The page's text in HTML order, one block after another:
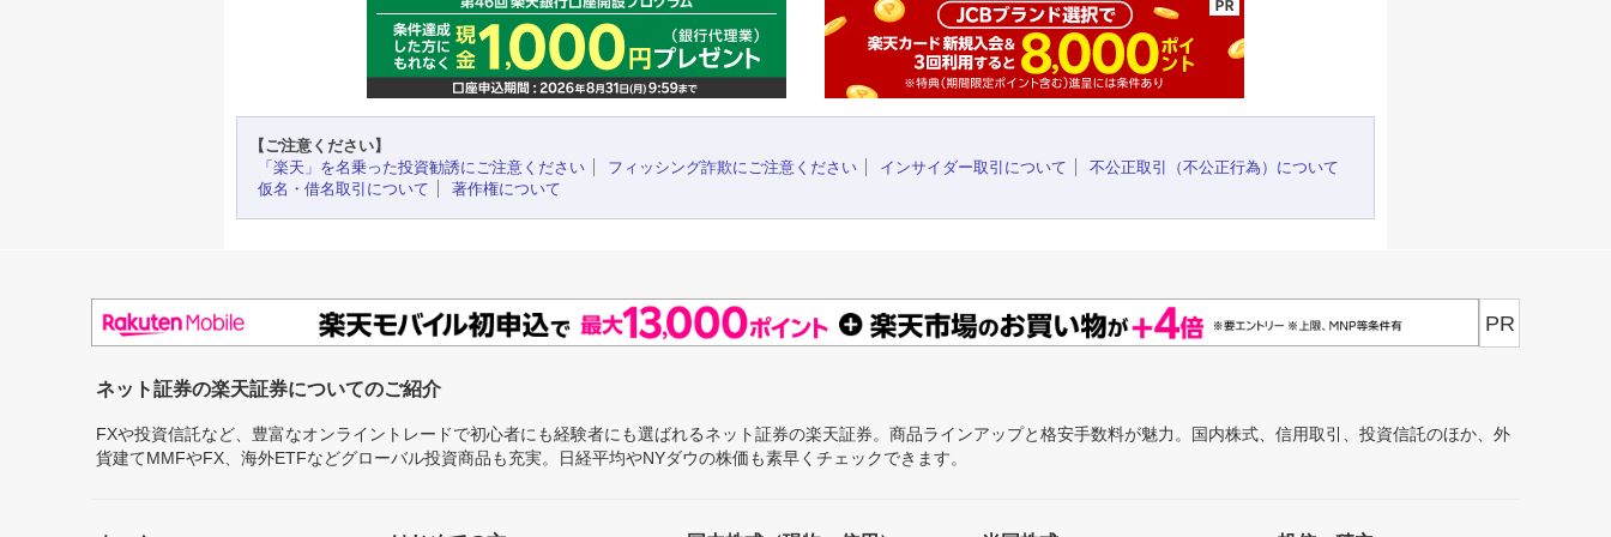
【ご注意ください】
「楽天」を名乗った投資勧誘にご注意ください
フィッシング詐欺にご注意ください インサイダー取引について
不公正取引（不公正行為）について
仮名・借名取引について
著作権について
PR
ネット証券の楽天証券についてのご紹介
FXや投資信託など、豊富なオンライントレードで初心者にも経験者にも選ばれるネット証券の楽天証券。商品ラインアップと格安手数料が魅力。国内株式、信用取引、投資信託のほか、外
貨建てMMFやFX、海外ETFなどグローバル投資商品も充実。日経平均やNYダウの株価も素早くチェックできます。